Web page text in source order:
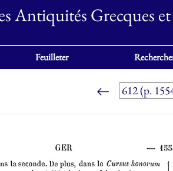
Antiquités Grecques
Feuilleter